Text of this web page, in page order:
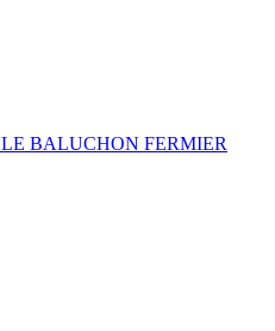
LE BALUCHON FERMIER